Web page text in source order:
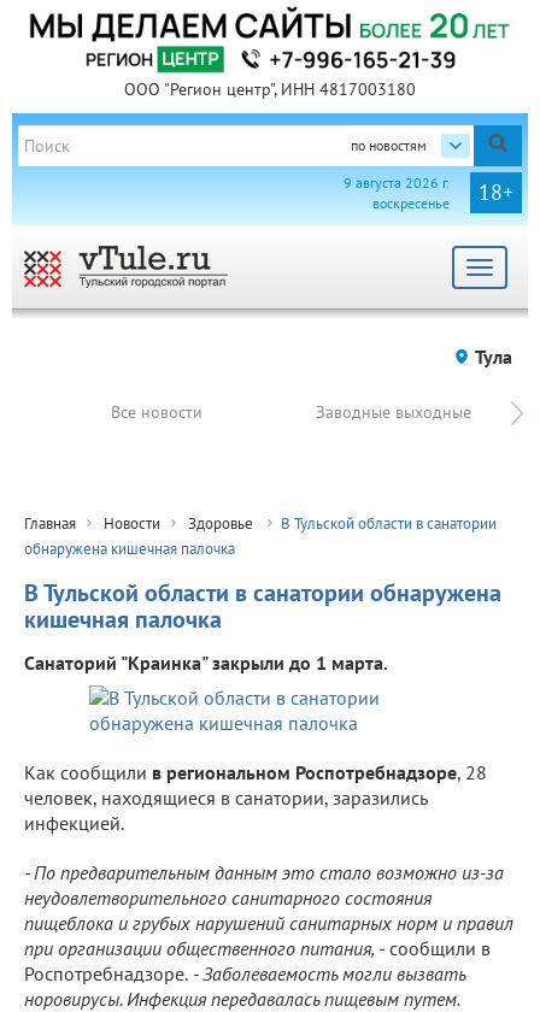
ООО "Регион центр", ИНН 4817003180
по новостям
18+
9 августа 2026 г.
воскресенье
Toggle
Тула
Все новости Заводные выходные
Главная Новости Здоровье
В Тульской области в санатории
обнаружена кишечная палочка
В Тульской области в санатории обнаружена
кишечная палочка
Санаторий "Краинка" закрыли до 1 марта.
Как сообщили в региональном Роспотребнадзоре, 28
человек, находящиеся в санатории, заразились
инфекцией.
- По предварительным данным это стало возможно из-за
неудовлетворительного санитарного состояния
пищеблока и грубых нарушений санитарных норм и правил
при организации общественного питания, - сообщили в
Роспотребнадзоре. - Заболеваемость могли вызвать
норовирусы. Инфекция передавалась пищевым путем.